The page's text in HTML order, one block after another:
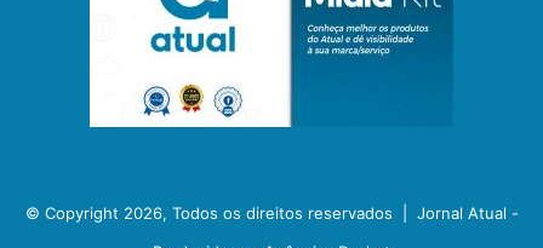
© Copyright 2026, Todos os direitos reservados | Jornal Atual -